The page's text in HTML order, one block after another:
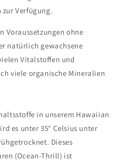
zur Verfügung.
Voraussetzungen ohne
natürlich gewachsene
Vitalstoffen und
viele organische Mineralien
in unserem Hawaiian
es unter 35° Celsius unter
Dieses
(Ocean-Thrill) ist